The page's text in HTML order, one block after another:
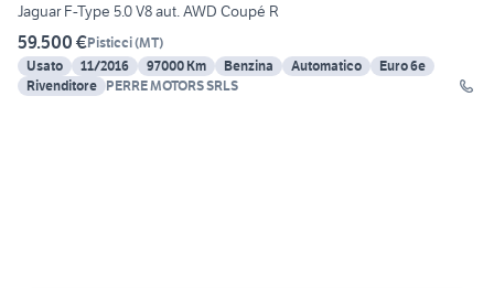
Jaguar F-Type 5.0 V8 aut. AWD Coupé R
59.500 €Pisticci(MT)
Usato
11/2016 97000 Km Benzina Automatico
Euro 6e
Rivenditore PERRE MOTORS SRLS